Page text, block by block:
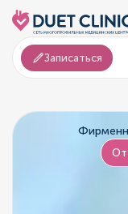
Записаться
От